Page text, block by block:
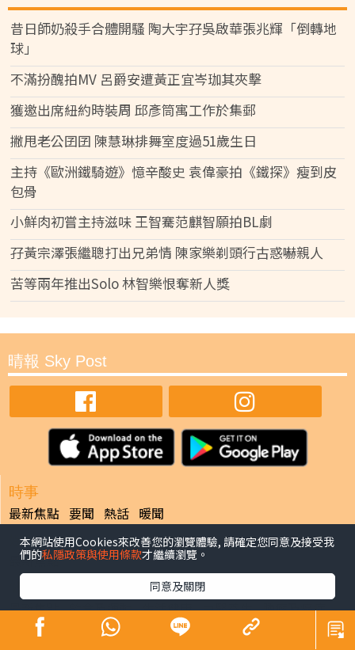
昔日師奶殺手合體開騷 陶大宇孖吳啟華張兆輝「倒轉地
球」
不滿扮醜拍MV 呂爵安遭黃正宜岑珈其夾擊
獲邀出席紐約時裝周 邱彥筒寓工作於集郵
撇甩老公囝囝 陳慧琳排舞室度過51歲生日
主持《歐洲鐵騎遊》憶辛酸史 袁偉豪拍《鐵探》瘦到皮
包骨
小鮮肉初嘗主持滋味 王智騫范麒智願拍BL劇
孖黃宗澤張繼聰打出兄弟情 陳家樂剃頭行古惑嚇親人
苦等兩年推出Solo 林智樂恨奪新人獎
晴報 Sky Post
時事
最新焦點 要聞 熱話 暖聞
娛樂
最新焦點
最新焦點 飲食及運動 生活健康 中醫養生 腫瘤及癌症
心臟健康
腸胃保健 兒科百問 女性疾病
老人病
本網站使用Cookies來改善您的瀏覽體驗, 請確定您同意及接受我
們的私隱政策與使用條款才繼續瀏覽。
同意及關閉